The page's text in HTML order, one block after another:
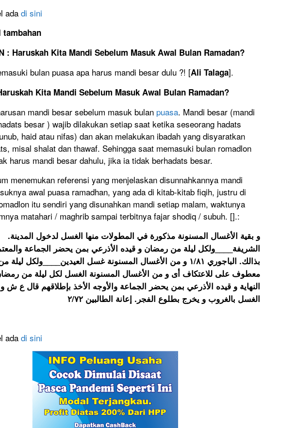
adadi sini
: Haruskah Kita Mandi Sebelum Masuk Awal Bulan Ramadan?
bulan puasa apa harus mandi besar dulu ?! [Ali Talaga].
Kita Mandi Sebelum Masuk Awal Bulan Ramadan?
mandi besar sebelum masuk bulan puasa. Mandi besar (mandi
besar ) wajib dilakukan setiap saat ketika seseorang hadats
haid atau nifas) dan akan melakukan ibadah yang disyaratkan
misal shalat dan thawaf. Sehingga saat memasuki bulan romadlon
harus mandi besar dahulu, jika ia tidak berhadats besar.
menemukan referensi yang menjelaskan disunnahkannya mandi
awal puasa ramadhan, yang ada di kitab-kitab fiqih, justru di
itu sendiri yang disunahkan mandi setiap malam, waktunya
matahari / maghrib sampai terbitnya fajar shodiq / subuh. [].:
.و بقية الأغسال المسنونة مذكورة في المطولات منها الغسل لدخول المدينة
الشريفة____ولكل ليلة من رمضان و قيده الأذرعي بمن يحضر الجماعة
بذالك. الباجوري ١/٨١ و من الأغسال المسنونة غسل العيدين____ولكل
معطوف على للاعتكاف أى و من الأغسال المسنونة الغسل لكل ليلة من
النهاية و قيده الأذرعي بمن يحضر الجماعة والأوجه الأخذ بإطلاقهم قال ع
الغسل بالغروب و يخرج بطلوع الفجر. إعانة الطالبين ٢/٧٢
adadi sini